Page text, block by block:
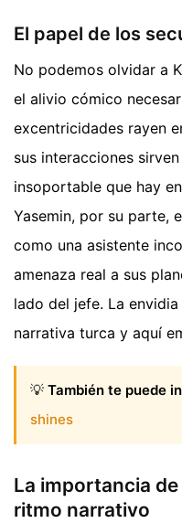
El papel de los
No podemos olvidar a
el alivio cómico
excentricidades rayen
sus interacciones
insoportable que hay
Yasemin, por su parte,
como una asistente
amenaza real a sus
lado del jefe. La
narrativa turca y aquí
💡 También te puede
shines
La importancia
ritmo narrativo